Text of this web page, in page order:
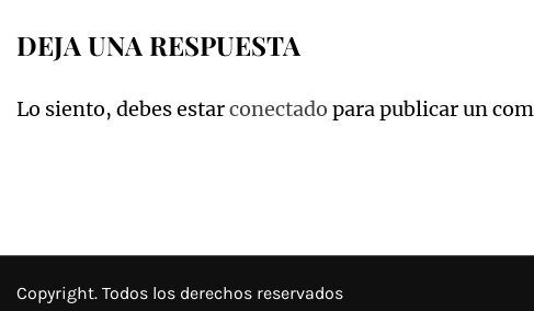
DEJA UNA RESPUESTA
Lo siento, debes estarconectado para publicar un
Copyright. Todos los derechos reservados